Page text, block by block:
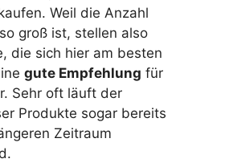
Weil die Anzahl
groß ist, stellen also
die sich hier am besten
gute Empfehlung für
Sehr oft läuft der
Produkte sogar bereits
Zeitraum